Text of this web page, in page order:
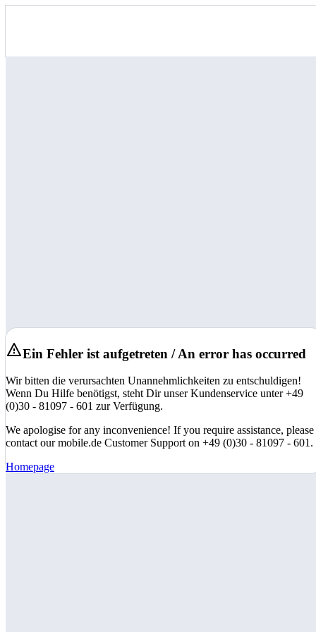
Ein Fehler ist aufgetreten / An error has occurred
Wir bitten die verursachten Unannehmlichkeiten zu entschuldigen!
Wenn Du Hilfe benötigst, steht Dir unser Kundenservice unter +49
(0)30 - 81097 - 601 zur Verfügung.
We apologise for any inconvenience! If you require assistance, please
contact our mobile.de Customer Support on +49 (0)30 - 81097 - 601.
Homepage